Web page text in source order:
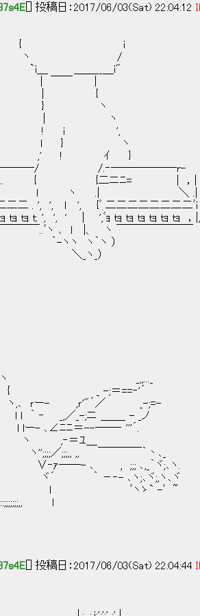
[] 投稿日：2017/06/03(Sat) 22:04:12
i
/
＿__＿i"
{
',
ヽ
ｲ }
/.‐──――――r-
{ {二ニﾆ= | ，|
l ヽ .| ＼ .|
', l ', {ﾞ 二二二二二二二二ﾞi
. ', ', ' | ',ﾞｮ ｔｮ ｔｮ ｔｮ ｔｮ ｔｮ ｔｮ ，
ヽ ､ l |、 ヽ ￣￣￣￣￣￣￣
ヽ｀ヽ ）
_）
;＝
- ,ｒ'"´／ _-
／_-;ニ ＿＿_ - _
ﾆﾆ＝--――‐ '''´.
ﾕ＿ ( ／/
,, ￣￣￣￣｀丶､_ ゝ
, ;;; ､,_｀ヾ;､ヽ. Y_
､ヽ;､ヾ;,ヽ､ヾ 气
` -ﾞ ~ 弋
l
[] 投稿日：2017/06/03(Sat) 22:04:44